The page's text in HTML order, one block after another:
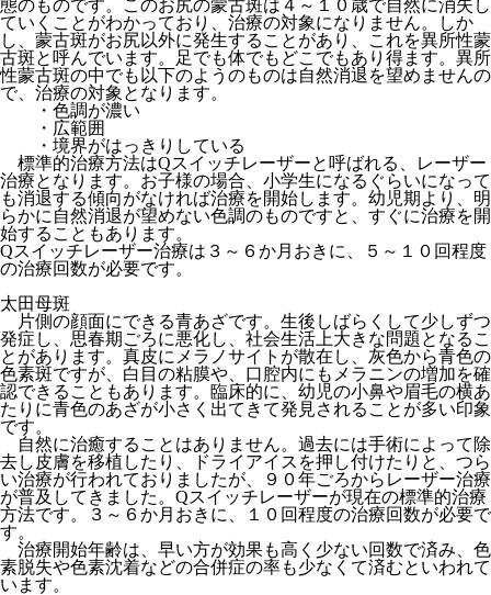
態のものです。このお尻の蒙古斑は４～１０歳で自然に消失し
ていくことがわかっており、治療の対象になりません。しか
し、蒙古斑がお尻以外に発生することがあり、これを異所性蒙
古斑と呼んでいます。足でも体でもどこでもあり得ます。異所
性蒙古斑の中でも以下のようのものは自然消退を望めませんの
で、治療の対象となります。
・色調が濃い
・広範囲
・境界がはっきりしている
標準的治療方法はQスイッチレーザーと呼ばれる、レーザー
治療となります。お子様の場合、小学生になるぐらいになって
も消退する傾向がなければ治療を開始します。幼児期より、明
らかに自然消退が望めない色調のものですと、すぐに治療を開
始することもあります。
Qスイッチレーザー治療は３～６か月おきに、５～１０回程度
の治療回数が必要です。
太田母斑
片側の顔面にできる青あざです。生後しばらくして少しずつ
発症し、思春期ごろに悪化し、社会生活上大きな問題となるこ
とがあります。真皮にメラノサイトが散在し、灰色から青色の
色素斑ですが、白目の粘膜や、口腔内にもメラニンの増加を確
認できることもあります。臨床的に、幼児の小鼻や眉毛の横あ
たりに青色のあざが小さく出てきて発見されることが多い印象
です。
自然に治癒することはありません。過去には手術によって除
去し皮膚を移植したり、ドライアイスを押し付けたりと、つら
い治療が行われておりましたが、９０年ごろからレーザー治療
が普及してきました。Qスイッチレーザーが現在の標準的治療
方法です。３～６か月おきに、１０回程度の治療回数が必要で
す。
治療開始年齢は、早い方が効果も高く少ない回数で済み、色
素脱失や色素沈着などの合併症の率も少なくて済むといわれて
います。